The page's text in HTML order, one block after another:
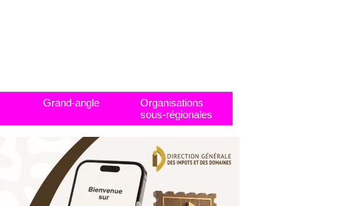
Grand-angle
Organisations
sous-régionales